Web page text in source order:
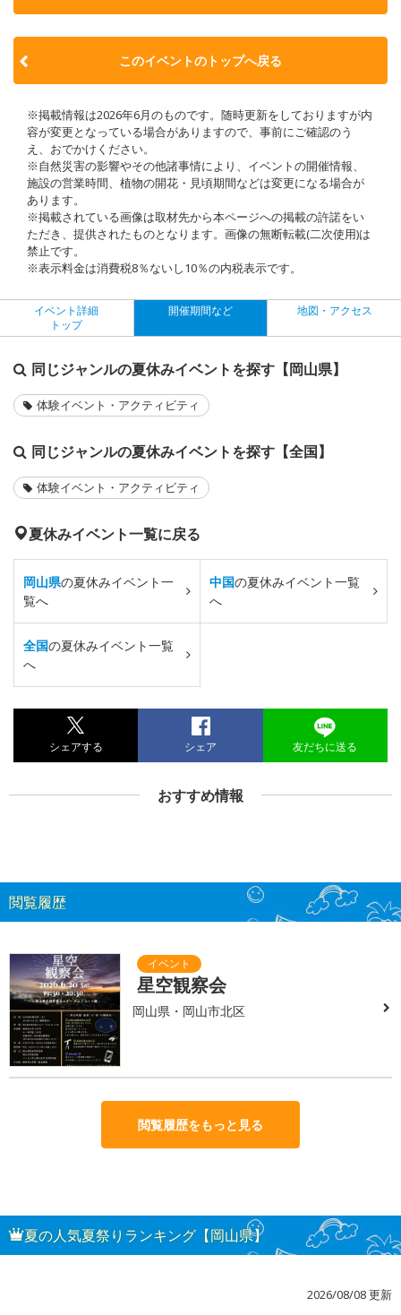
このイベントのトップへ戻る
※掲載情報は2026年6月のものです。随時更新をしておりますが内
容が変更となっている場合がありますので、事前にご確認のう
え、おでかけください。
※自然災害の影響やその他諸事情により、イベントの開催情報、
施設の営業時間、植物の開花・見頃期間などは変更になる場合が
あります。
※掲載されている画像は取材先から本ページへの掲載の許諾をい
ただき、提供されたものとなります。画像の無断転載(二次使用)は
禁止です。
※表示料金は消費税8％ないし10％の内税表示です。
イベント詳細
トップ
開催期間など 地図・アクセス
同じジャンルの夏休みイベントを探す【岡山県】
体験イベント・アクティビティ
同じジャンルの夏休みイベントを探す【全国】
体験イベント・アクティビティ
夏休みイベント一覧に戻る
岡山県の夏休みイベント一
覧へ
中国の夏休みイベント一覧
へ
全国の夏休みイベント一覧
へ
シェアする シェア 友だちに送る
おすすめ情報
閲覧履歴
星空観察会
岡山県・岡山市北区
閲覧履歴をもっと見る
夏の人気夏祭りランキング【岡山県】
2026/08/08 更新